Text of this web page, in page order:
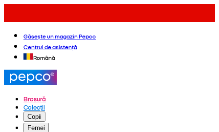
Găsește un magazin Pepco
Centrul de asistență
Română
Broșură
Colecții
Copii
Femei